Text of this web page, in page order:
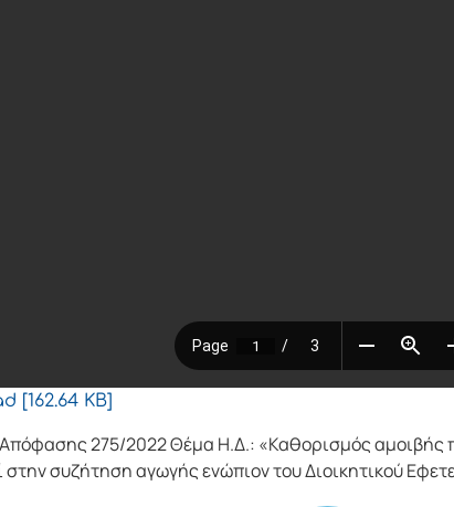
[162.64 KB]
275/2022 Θέμα Η.Δ.: «Καθορισμός αμοιβής
συζήτηση αγωγής ενώπιον του Διοικητικού